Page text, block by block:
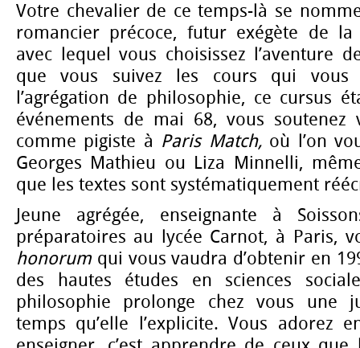
Votre chevalier de ce temps-là se
romancier précoce, futur exégète de
avec lequel vous choisissez l’aventure
que vous suivez les cours qui vous
l’agrégation de philosophie, ce cursus
événements de mai 68, vous
comme pigiste à Paris Match,où l’on
Georges Mathieu ou Liza Minnelli,
que les textes sont systématiquement
Jeune agrégée, enseignante à
préparatoires au lycée Carnot, à Paris,
honorum qui vous vaudra d’obtenir en
des hautes études en sciences
philosophie prolonge chez vous une
temps qu’elle l’explicite. Vous adorez